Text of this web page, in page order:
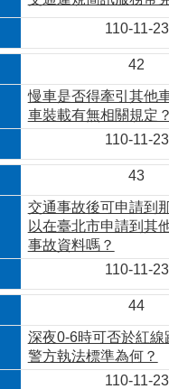
110-11-23
42
慢車是否得牽引其他
車裝載有無相關規定？
110-11-23
43
交通事故後可申請到
以在臺北市申請到其
事故資料嗎？
110-11-23
44
深夜0-6時可否於紅線
警方執法標準為何？
110-11-23